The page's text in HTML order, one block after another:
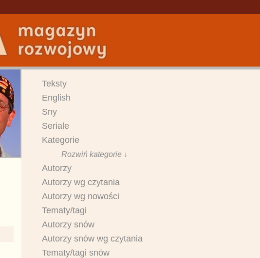
Teksty
English
Sny
Seriale
Kategorie
Rozwiń kategorie ↓
Autorzy
Autorzy wg czytania
Autorzy wg nowości
Tematy/tagi
Autorzy snów
Autorzy snów wg czytania
Tematy/tagi snów